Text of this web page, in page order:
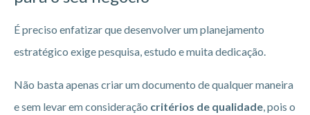
É preciso enfatizar que desenvolver um planejamento
estratégico exige pesquisa, estudo e muita dedicação.
Não basta apenas criar um documento de qualquer maneira
e sem levar em consideração critérios de qualidade, pois o